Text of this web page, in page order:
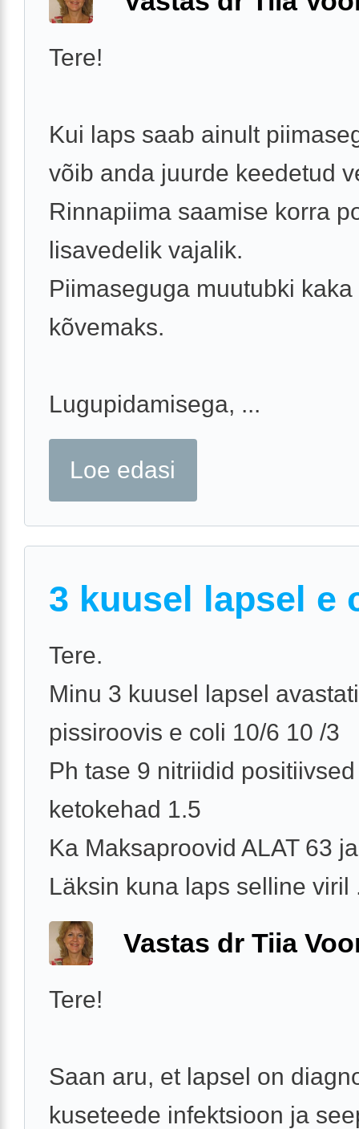
Tere!
Kui laps saab ainult
võib anda juurde keedetud
Rinnapiima saamise korra
lisavedelik vajalik.
Piimaseguga muutubki kaka
kõvemaks.
Lugupidamisega, ...
Loe edasi
3 kuusel lapsel e
Tere.
Minu 3 kuusel lapsel avastati
pissiroovis e coli 10/6 10 /3
Ph tase 9 nitriidid positiivsed
ketokehad 1.5
Ka Maksaproovid ALAT 63
Läksin kuna laps selline viril
Vastas dr Tiia
Tere!
Saan aru, et lapsel on
kuseteede infektsioon ja